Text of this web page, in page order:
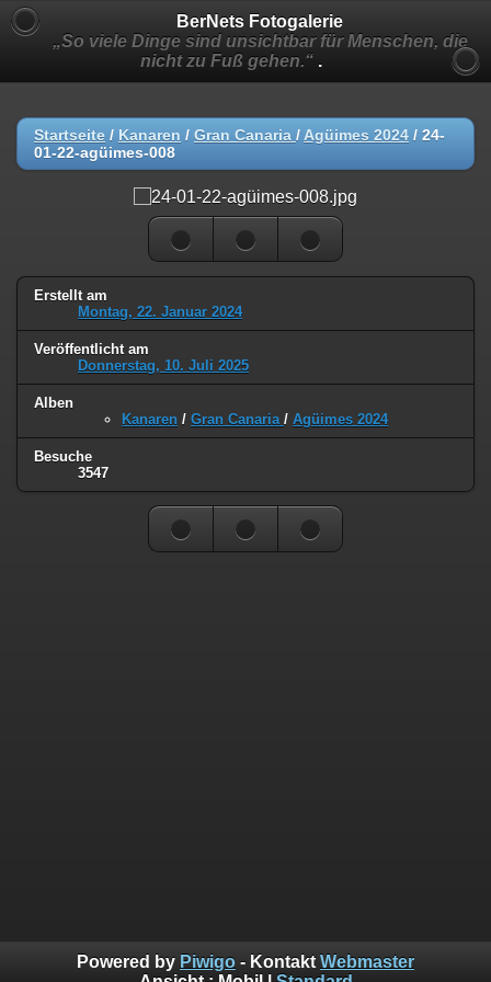
BerNets Fotogalerie
„So viele Dinge sind unsichtbar für Menschen, die
nicht zu Fuß gehen.“ .
Startseite / Kanaren / Gran Canaria / Agüimes 2024 / 24-
01-22-agüimes-008
Erstellt am
Montag, 22. Januar 2024
Veröffentlicht am
Donnerstag, 10. Juli 2025
Alben
Kanaren / Gran Canaria / Agüimes 2024
Besuche
3547
Powered by Piwigo - Kontakt Webmaster